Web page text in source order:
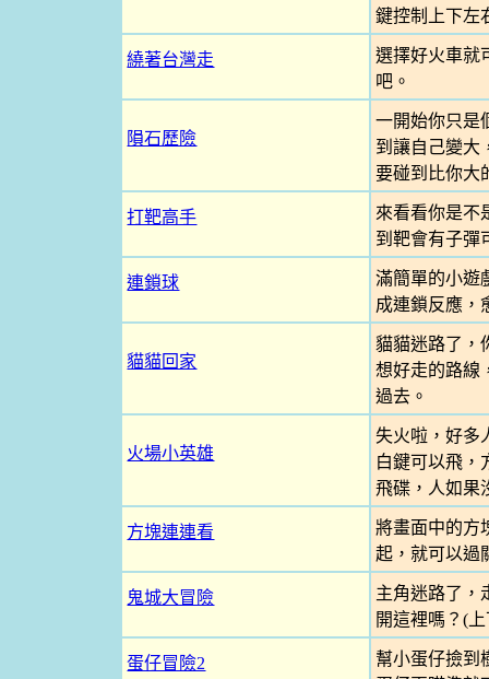
鍵控制上下左
繞著台灣走
選擇好火車就
吧。
隕石歷險
一開始你只是
到讓自己變大
要碰到比你大
打靶高手
來看看你是不
到靶會有子彈
連鎖球
滿簡單的小遊
成連鎖反應，
貓貓回家
貓貓迷路了，
想好走的路線
過去。
火場小英雄
失火啦，好多
白鍵可以飛，
飛碟，人如果
方塊連連看
將畫面中的方
起，就可以過
鬼城大冒險
主角迷路了，
開這裡嗎？(
蛋仔冒險2
幫小蛋仔撿到